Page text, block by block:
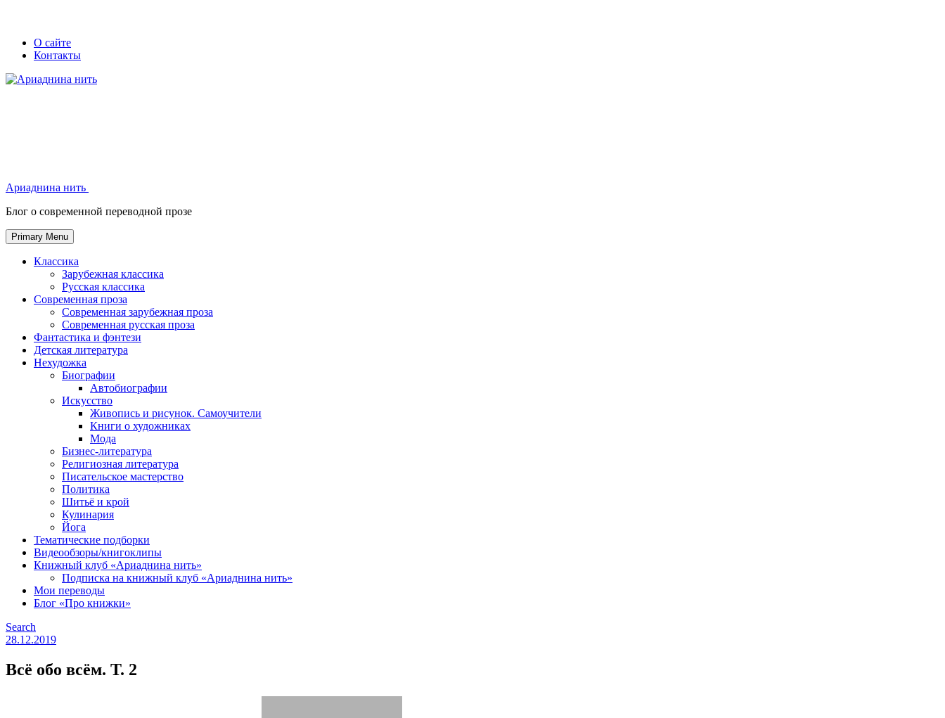
Skip
Secondary
left
navigation
Secondary
right
navigation
О сайте
Контакты
Ариаднина нить
Блог о современной переводной прозе
Primary Menu
Классика
Зарубежная классика
Русская классика
Современная проза
Современная зарубежная проза
Современная русская проза
Фантастика и фэнтези
Детская литература
Нехудожка
Биографии
Автобиографии
Искусство
Живопись и рисунок. Самоучители
Книги о художниках
Мода
Бизнес-литература
Религиозная литература
Писательское мастерство
Политика
Шитьё и крой
Кулинария
Йога
Тематические подборки
Видеообзоры/книгоклипы
Книжный клуб «Ариаднина нить»
Подписка на книжный клуб «Ариаднина нить»
Мои переводы
Блог «Про книжки»
Search
28.12.2019
Всё обо всём. Т. 2